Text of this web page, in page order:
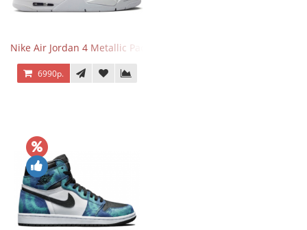
Nike Air Jordan 4 Metallic Pack Purple
6990р.